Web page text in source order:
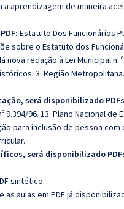
aprendizagem de maneira
Estatuto Dos Funcionários
sobre o Estatuto dos
nova redação à Lei Municipal
3. Região
será disponibilizado
96. 13. Plano Nacional de
para inclusão de pessoa
será disponibilizado
sintético
aulas em PDF já